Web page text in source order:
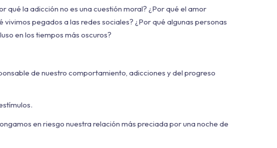
qué la adicción no es una cuestión moral? ¿Por qué el amor
pegados a las redes sociales? ¿Por qué algunas personas
en los tiempos más oscuros?
de nuestro comportamiento, adicciones y del progreso
en riesgo nuestra relación más preciada por una noche de